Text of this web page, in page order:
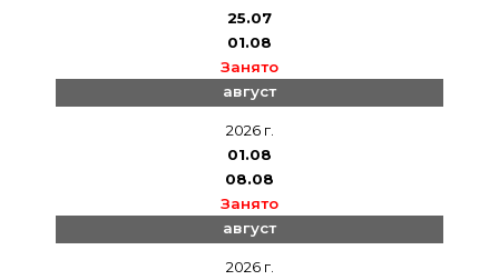
25.07
01.08
Занято
август
2026 г.
01.08
08.08
Занято
август
2026 г.